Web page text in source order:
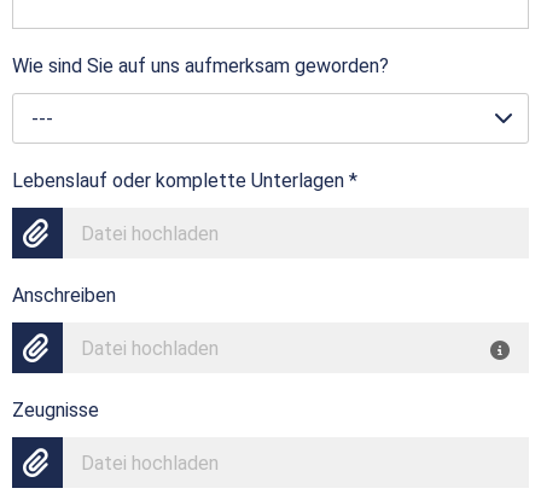
Wie sind Sie auf uns aufmerksam geworden?
---
Lebenslauf oder komplette Unterlagen *
Datei hochladen
Anschreiben
Datei hochladen
Zeugnisse
Datei hochladen